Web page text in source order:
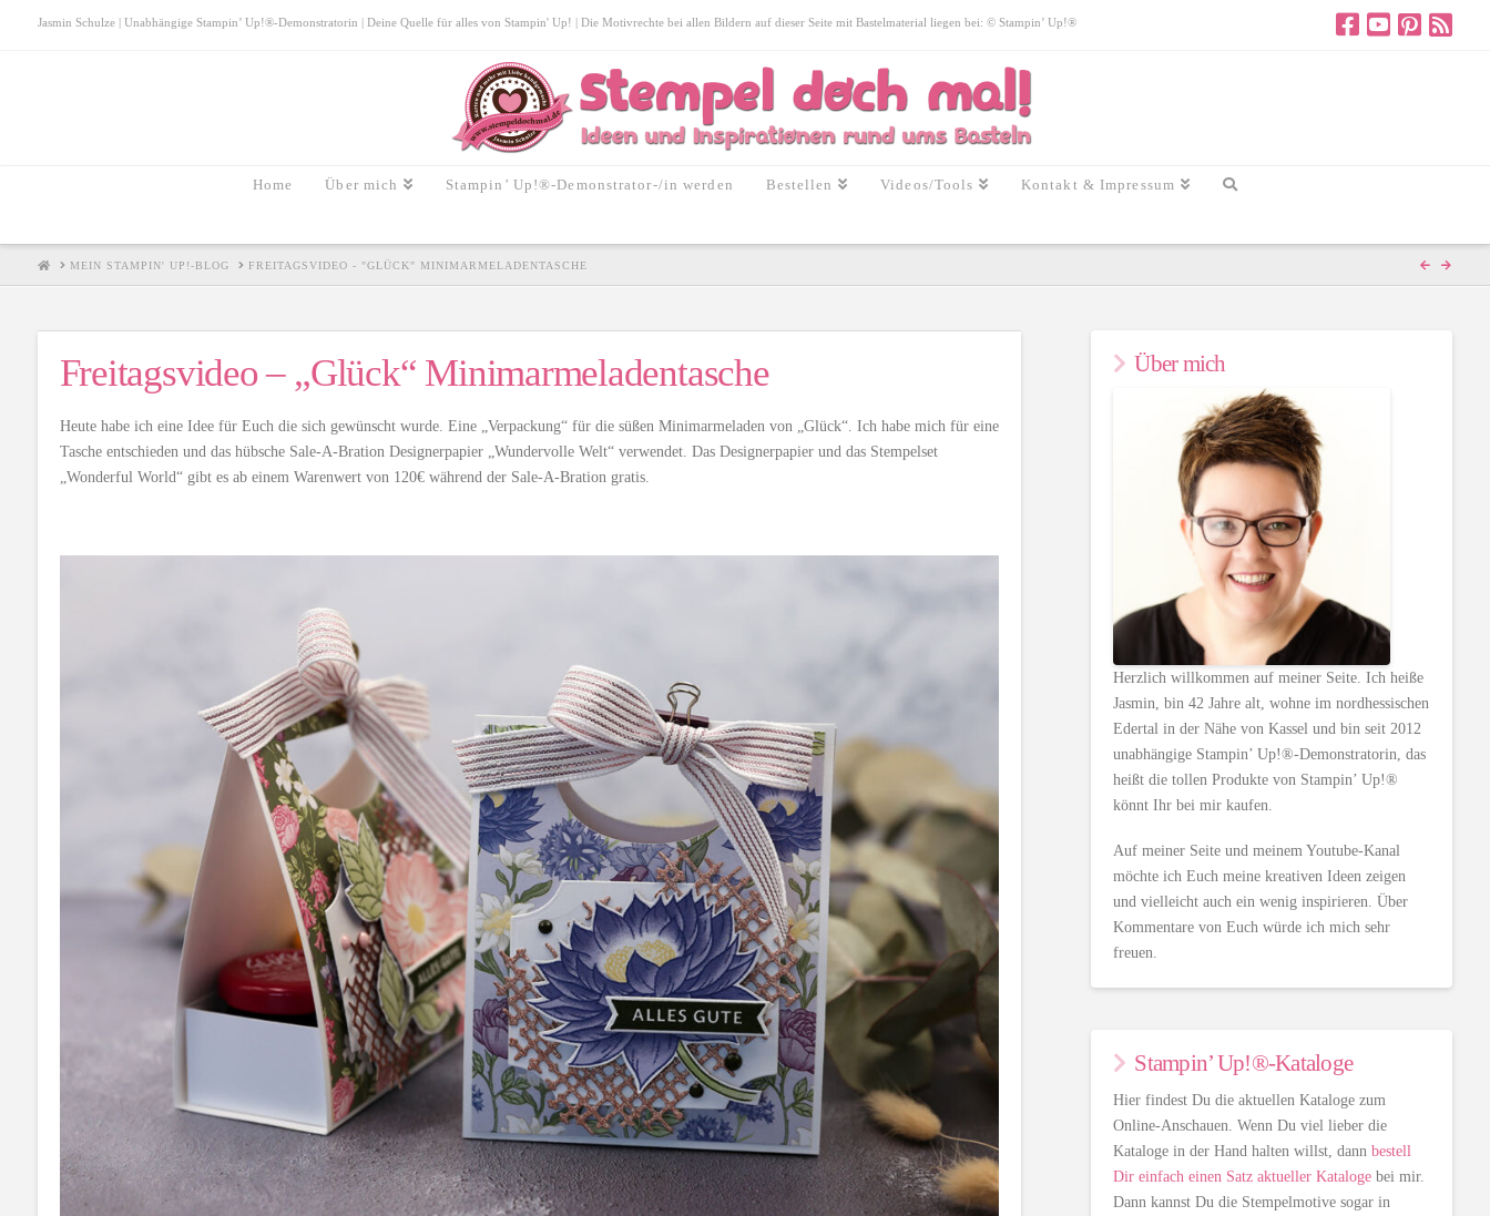
Jasmin Schulze | Unabhängige Stampin’ Up!®-Demonstratorin | Deine Quelle für alles von Stampin' Up! | Die Motivrechte bei allen Bildern auf dieser Seite mit Bastelmaterial liegen bei: © Stampin’ Up!®
Home Über mich Stampin’ Up!®-Demonstrator-/in werden Bestellen Videos/Tools Kontakt & Impressum
HOMEMEIN STAMPIN' UP!-BLOG FREITAGSVIDEO - "GLÜCK" MINIMARMELADENTASCHE
Freitagsvideo – „Glück“ Minimarmeladentasche
Heute habe ich eine Idee für Euch die sich gewünscht wurde. Eine „Verpackung“ für die süßen Minimarmeladen von „Glück“. Ich habe mich für eine
Tasche entschieden und das hübsche Sale-A-Bration Designerpapier „Wundervolle Welt“ verwendet. Das Designerpapier und das Stempelset
„Wonderful World“ gibt es ab einem Warenwert von 120€ während der Sale-A-Bration gratis.
Über mich
Herzlich willkommen auf meiner Seite. Ich heiße
Jasmin, bin 42 Jahre alt, wohne im nordhessischen
Edertal in der Nähe von Kassel und bin seit 2012
unabhängige Stampin’ Up!®-Demonstratorin, das
heißt die tollen Produkte von Stampin’ Up!®
könnt Ihr bei mir kaufen.
Auf meiner Seite und meinem Youtube-Kanal
möchte ich Euch meine kreativen Ideen zeigen
und vielleicht auch ein wenig inspirieren. Über
Kommentare von Euch würde ich mich sehr
freuen.
Stampin’ Up!®-Kataloge
Hier findest Du die aktuellen Kataloge zum
Online-Anschauen. Wenn Du viel lieber die
Kataloge in der Hand halten willst, dannbestell
Dir einfach einen Satz aktueller Kataloge bei mir.
Dann kannst Du die Stempelmotive sogar in